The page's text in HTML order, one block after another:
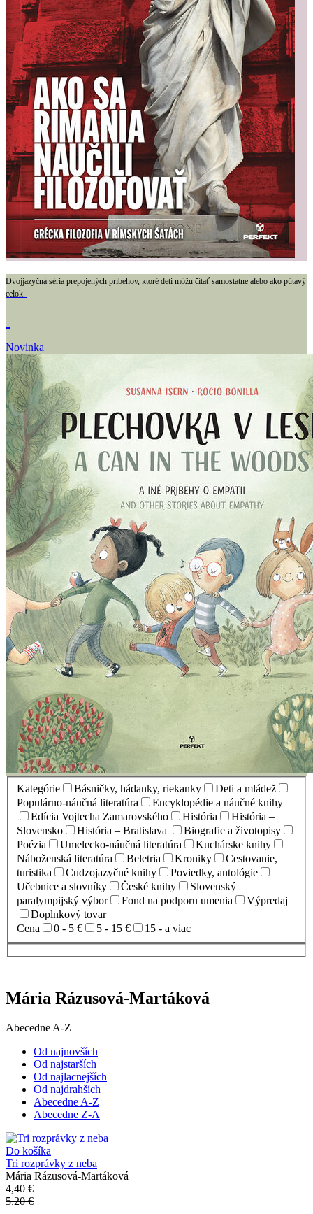
Dvojjazyčná séria prepojených príbehov, ktoré deti môžu čítať samostatne alebo ako pútavý
celok.
Novinka
Kategórie Básničky, hádanky, riekanky
Deti a mládež
Populárno-náučná literatúra
Encyklopédie a náučné knihy
Edícia Vojtecha Zamarovského
História
História –
Slovensko
História – Bratislava
Biografie a životopisy
Poézia
Umelecko-náučná literatúra
Kuchárske knihy
Náboženská literatúra
Beletria Kroniky
Cestovanie,
turistika
Cudzojazyčné knihy
Poviedky, antológie
Učebnice a slovníky
České knihy
Slovenský
paralympijský výbor
Fond na podporu umenia
Výpredaj
Doplnkový tovar
Cena
0 - 5 € 5 - 15 € 15 - a viac
Mária Rázusová-Martáková
Abecedne A-Z
Od najnovších
Od najstarších
Od najlacnejších
Od najdrahších
Abecedne A-Z
Abecedne Z-A
Do košíka
Tri rozprávky z neba
Mária Rázusová-Martáková
4,40 €
5.20 €